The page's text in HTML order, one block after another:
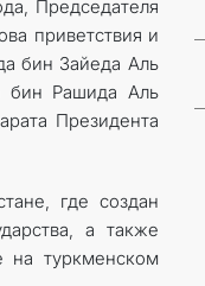
Председателя
приветствия и
бин Зайеда Аль
бин Рашида Аль
Президента
где создан
а также
на туркменском